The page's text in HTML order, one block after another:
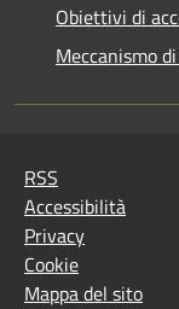
Obiettivi di
Meccanismo
RSS
Accessibilità
Privacy
Cookie
Mappa del sito